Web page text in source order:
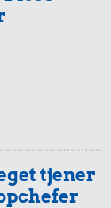
tjener